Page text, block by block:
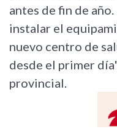
antes de fin de
instalar el
nuevo centro de
desde el primer
provincial.